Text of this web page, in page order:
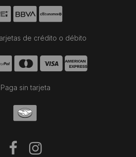
de crédito o débito
Paga sin tarjeta